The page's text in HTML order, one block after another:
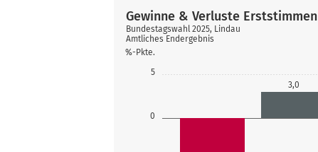
0
5
%-Pkte.
3,0
Gewinne & Verluste Erststimmen
Bundestagswahl 2025, Lindau
Amtliches Endergebnis